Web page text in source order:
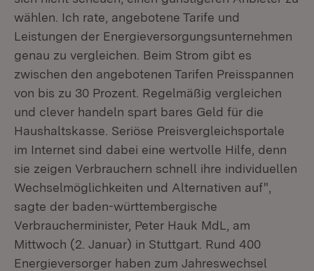
wählen. Ich rate, angebotene Tarife und
Leistungen der Energieversorgungsunternehmen
genau zu vergleichen. Beim Strom gibt es
zwischen den angebotenen Tarifen Preisspannen
von bis zu 30 Prozent. Regelmäßig vergleichen
und clever handeln spart bares Geld für die
Haushaltskasse. Seriöse Preisvergleichsportale
im Internet sind dabei eine wertvolle Hilfe, denn
sie zeigen Verbrauchern schnell ihre individuellen
Wechselmöglichkeiten und Alternativen auf",
sagte der baden-württembergische
Verbraucherminister, Peter Hauk MdL, am
Mittwoch (2. Januar) in Stuttgart. Rund 400
Energieversorger haben zum Jahreswechsel